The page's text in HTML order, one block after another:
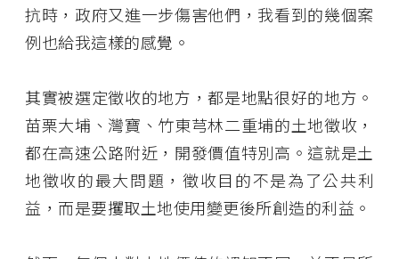
抗時，政府又進一步傷害他們，我看到的幾個案
例也給我這樣的感覺。
其實被選定徵收的地方，都是地點很好的地方。
苗栗大埔、灣寶、竹東芎林二重埔的土地徵收，
都在高速公路附近，開發價值特別高。這就是土
地徵收的最大問題，徵收目的不是為了公共利
益，而是要攫取土地使用變更後所創造的利益。